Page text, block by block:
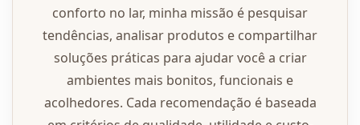
conforto no lar, minha missão é pesquisar
tendências, analisar produtos e compartilhar
soluções práticas para ajudar você a criar
ambientes mais bonitos, funcionais e
acolhedores. Cada recomendação é baseada